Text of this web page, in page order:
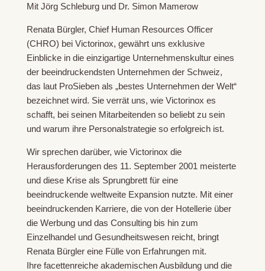
Mit Jörg Schleburg und Dr. Simon Mamerow
Renata Bürgler, Chief Human Resources Officer
(CHRO) bei Victorinox, gewährt uns exklusive
Einblicke in die einzigartige Unternehmenskultur eines
der beeindruckendsten Unternehmen der Schweiz,
das laut ProSieben als „bestes Unternehmen der Welt“
bezeichnet wird. Sie verrät uns, wie Victorinox es
schafft, bei seinen Mitarbeitenden so beliebt zu sein
und warum ihre Personalstrategie so erfolgreich ist.
Wir sprechen darüber, wie Victorinox die
Herausforderungen des 11. September 2001 meisterte
und diese Krise als Sprungbrett für eine
beeindruckende weltweite Expansion nutzte. Mit einer
beeindruckenden Karriere, die von der Hotellerie über
die Werbung und das Consulting bis hin zum
Einzelhandel und Gesundheitswesen reicht, bringt
Renata Bürgler eine Fülle von Erfahrungen mit.
Ihre facettenreiche akademischen Ausbildung und die